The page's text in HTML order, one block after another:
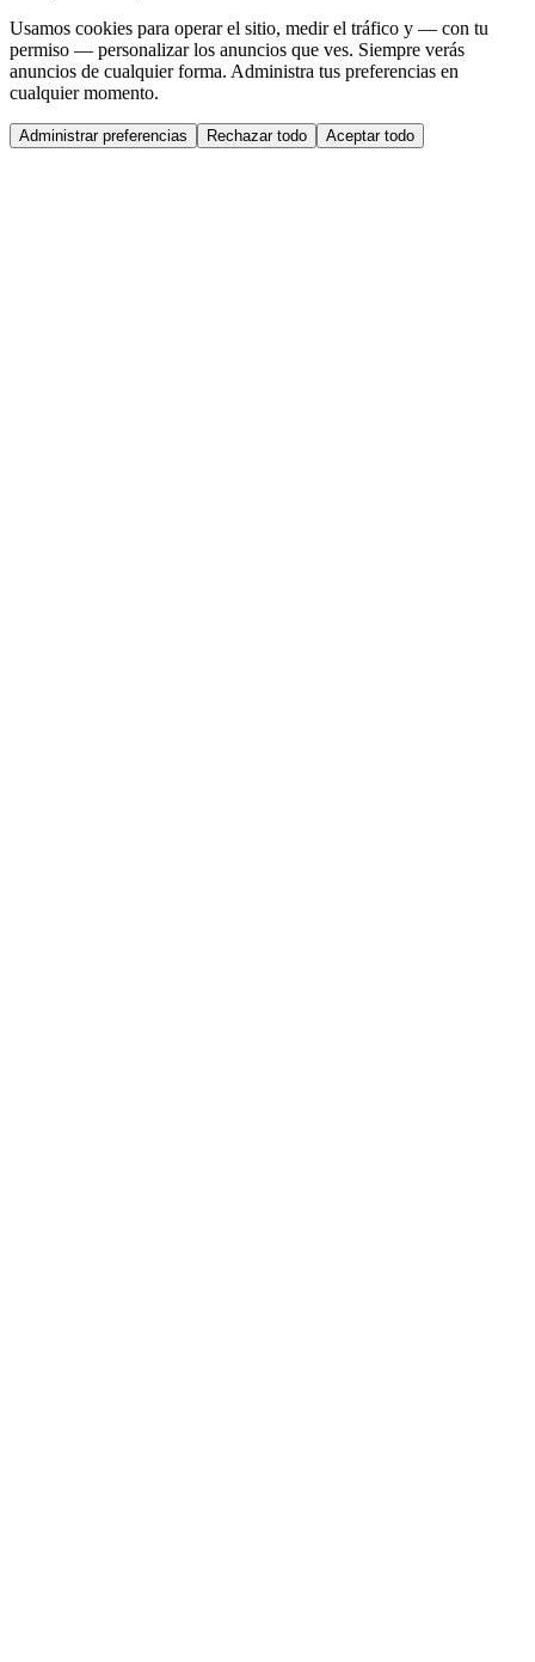
Usamos cookies para operar el sitio, medir el tráfico y — con tu
permiso — personalizar los anuncios que ves. Siempre verás
anuncios de cualquier forma. Administra tus preferencias en
cualquier momento.
Administrar preferencias Rechazar todo Aceptar todo